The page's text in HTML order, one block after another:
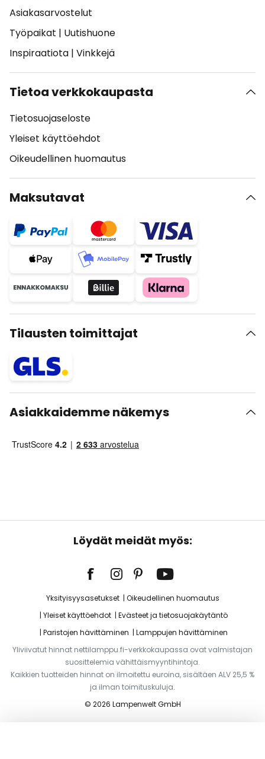
Asiakasarvostelut
Työpaikat | Uutishuone
Inspiraatiota | Vinkkejä
Tietoa verkkokaupasta
Tietosuojaseloste
Yleiset käyttöehdot
Oikeudellinen huomautus
Maksutavat
Tilausten toimittajat
Asiakkaidemme näkemys
Löydät meidät myös:
Yksityisyysasetukset
Oikeudellinen huomautus
Yleiset käyttöehdot
Evästeet ja tietosuojakäytäntö
Paristojen hävittäminen
Lamppujen hävittäminen
Yliviivatut hinnat nettilamppu.fi-verkkokaupassa ovat valmistajan
suosittelemia vähittäismyyntihintoja.
Kaikkien tuotteiden hinnat on ilmoitettu euroina, sisältäen ALV 25,5 %
ja ilman toimituskuluja.
© 2026 Lampenwelt GmbH